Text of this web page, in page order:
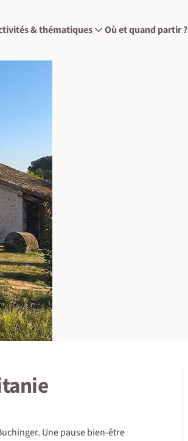
& thématiques Où et quand partir ?
Une pause bien-être